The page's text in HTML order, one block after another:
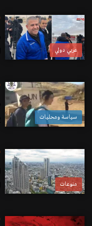
عربي دولي
سياسة ومحليات
منوعات